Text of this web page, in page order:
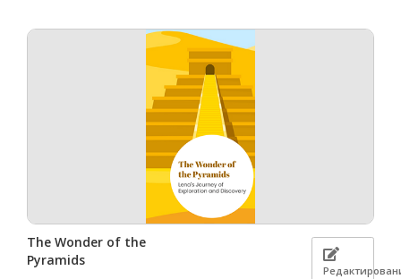
The Wonder of the
Pyramids